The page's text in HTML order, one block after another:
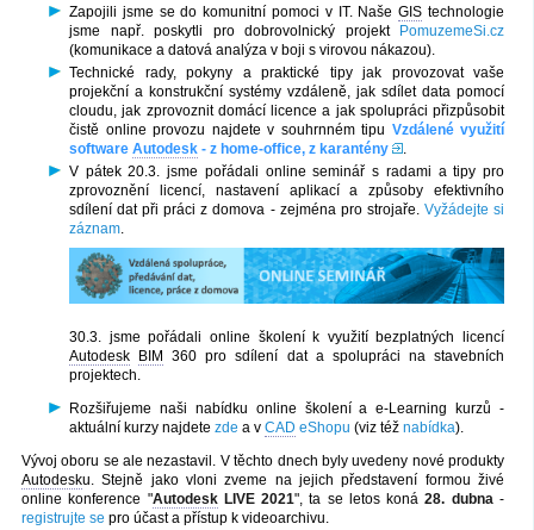
Zapojili jsme se do komunitní pomoci v IT. NašeGIS technologie
jsme např. poskytli pro dobrovolnický projekt
PomuzemeSi.cz
(komunikace a datová analýza v boji s virovou nákazou).
Technické rady, pokyny a praktické tipy jak provozovat vaše
projekční a konstrukční systémy vzdáleně, jak sdílet data pomocí
cloudu, jak zprovoznit domácí licence a jak spolupráci přizpůsobit
čistě online provozu najdete v souhrnném tipu Vzdálené využití
software Autodesk - z home-office, z karantény
.
V pátek 20.3. jsme pořádali online seminář s radami a tipy pro
zprovoznění licencí, nastavení aplikací a způsoby efektivního
sdílení dat při práci z domova - zejména pro strojaře. Vyžádejte si
záznam.
30.3. jsme pořádali online školení k využití bezplatných licencí
Autodesk BIM 360 pro sdílení dat a spolupráci na stavebních
projektech.
Rozšiřujeme naši nabídku online školení a e-Learning kurzů -
aktuální kurzy najdete zde a v CAD eShopu (viz též nabídka).
Vývoj oboru se ale nezastavil. V těchto dnech byly uvedeny nové produkty
Autodesku. Stejně jako vloni zveme na jejich představení formou živé
online konference "AutodeskLIVE 2021", ta se letos koná28. dubna -
registrujte se pro účast a přístup k videoarchivu.